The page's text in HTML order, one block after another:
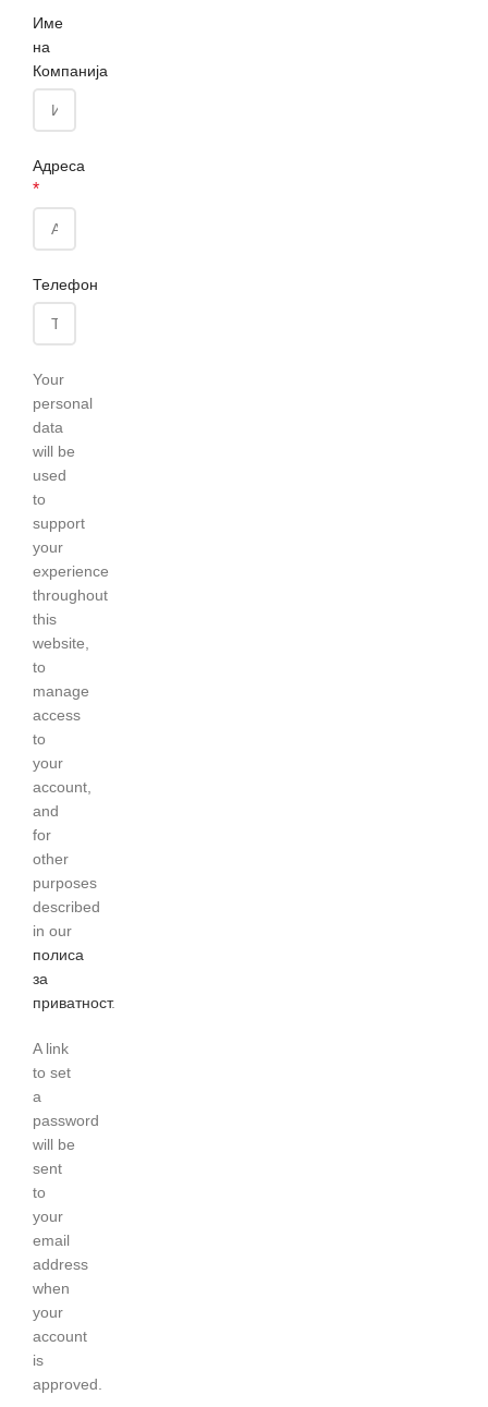
Име
на
Компанија
Адреса
*
Телефон
Your
personal
data
will be
used
to
support
your
experience
throughout
this
website,
to
manage
access
to
your
account,
and
for
other
purposes
described
in our
полиса
за
приватност.
A link
to set
a
password
will be
sent
to
your
email
address
when
your
account
is
approved.